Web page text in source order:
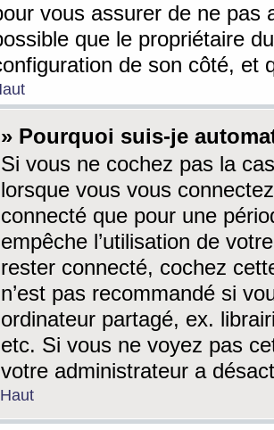
vous assurer de ne pas
que le propriétaire
de son côté, et
» Pourquoi suis-je
Si vous ne cochez pas la
lorsque vous vous
connecté que pour une
empêche l’utilisation de
rester connecté, cochez
n’est pas recommandé si
ordinateur partagé, ex.
etc. Si vous ne voyez pas
votre administrateur a
Haut